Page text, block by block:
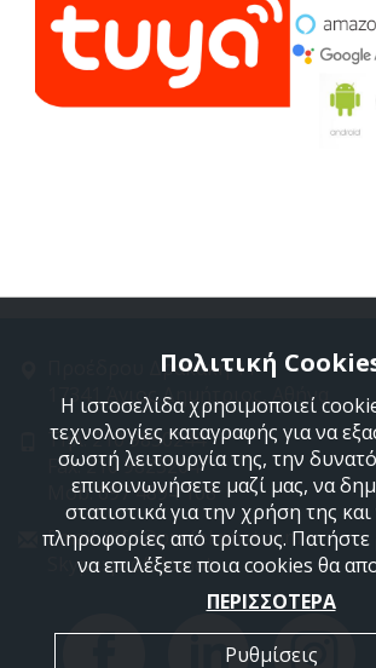
Προέδρου Δρακάκη 11
17341 Άγιος Δημήτριος, Αθήνα
Τηλ: 210 9850244
Fax: 210 9823264
Mob: 697 4894 108
Email: info@profelmnet.com
Skype: profelmnet
Πολιτική
Η ιστοσελίδα χρησιμοποιεί
τεχνολογίες καταγραφής για να
σωστή λειτουργία της, την
επικοινωνήσετε μαζί μας, να
στατιστικά για την χρήση της
πληροφορίες από τρίτους. Πατήστε
να επιλέξετε ποια cookies θα
ΠΕΡΙΣΣΟΤΕΡΑ
Ρυθμίσεις